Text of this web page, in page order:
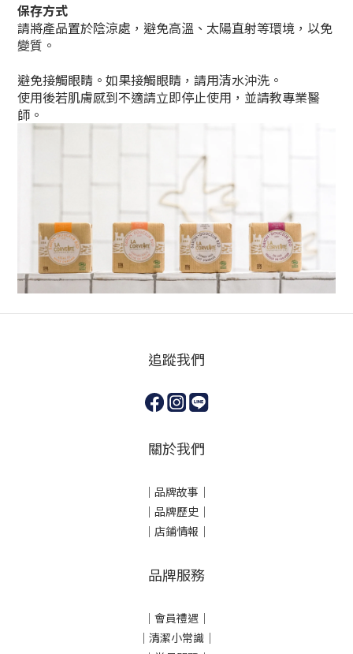
保存方式
請將產品置於陰涼處，避免高溫、太陽直射等環境，以免
變質。
避免接觸眼睛。如果接觸眼睛，請用清水沖洗。
使用後若肌膚感到不適請立即停止使用，並請教專業醫
師。
追蹤我們
關於我們
｜ 品牌故事 ｜
｜品牌歷史 ｜
｜店鋪情報｜
品牌服務
｜會員禮遇｜
｜清潔小常識｜